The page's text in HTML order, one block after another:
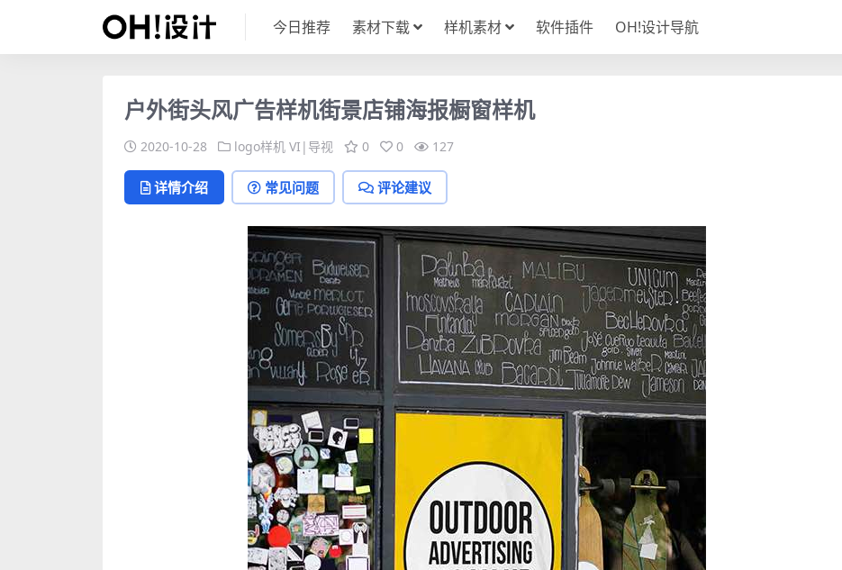
今日推荐 素材下载 样机素材 软件插件 OH!设计导航
户外街头风广告样机街景店铺海报橱窗样机
2020-10-28 logo样机 VI|导视 0 0 127
详情介绍 常见问题 评论建议